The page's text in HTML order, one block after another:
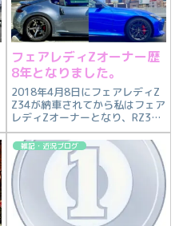
フェアレディZオーナー歴
8年となりました。
2018年4月8日にフェアレディZ
Z34が納車されてから私はフェア
レディZオーナーとなり、RZ34
に乗り換えましたが、フェアレ
ディZオーナーとして8年を迎え
ました。（7日説も浮上してます
が記憶にない・・・。）私はニ
ードフォースピードアンダ...
雑記・近況ブログ